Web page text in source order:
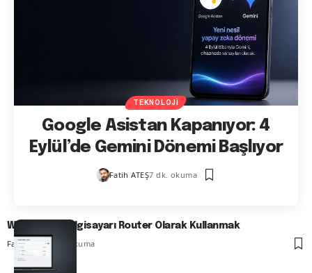
TEKNOLOJI
Google Asistan Kapanıyor: 4
Eylül’de Gemini Dönemi Başlıyor
Fatih ATEŞ7 dk. okuma
Windows 11 Bilgisayarı Router Olarak Kullanmak
Fatih ATEŞ7 dk. okuma